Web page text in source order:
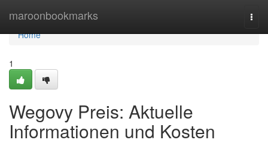
maroonbookmarks
Home
Home
1
Wegovy Preis: Aktuelle
Informationen und Kosten